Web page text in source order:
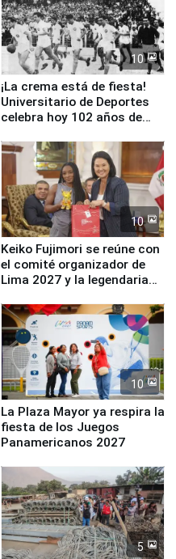
10
¡La crema está de fiesta!
Universitario de Deportes
celebra hoy 102 años de
10
Keiko Fujimori se reúne con
el comité organizador de
Lima 2027 y la legendaria
10
La Plaza Mayor ya respira la
fiesta de los Juegos
Panamericanos 2027
5